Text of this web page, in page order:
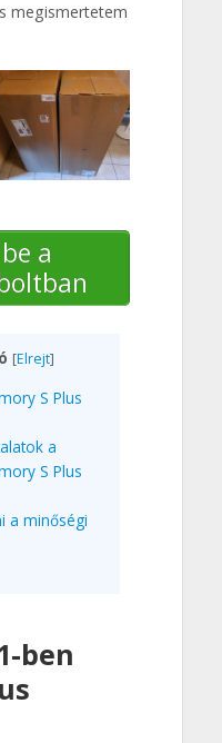
megismertetem
a
[Elrejt]
S Plus
a
S Plus
a minőségi
ben